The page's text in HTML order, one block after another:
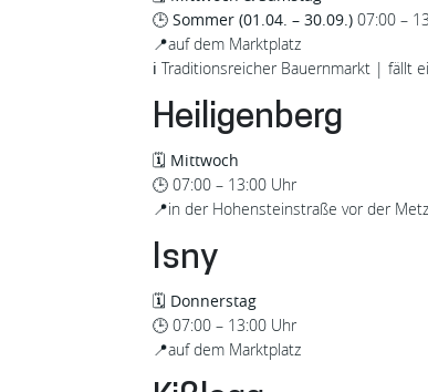
🕒 Sommer (01.04. – 30.09.) 07:00 –
📍auf dem Marktplatz
ℹ️ Traditionsreicher Bauernmarkt | fällt
Heiligenberg
🗓️ Mittwoch
🕒 07:00 – 13:00 Uhr
📍in der Hohensteinstraße vor der
Isny
🗓️ Donnerstag
🕒 07:00 – 13:00 Uhr
📍auf dem Marktplatz